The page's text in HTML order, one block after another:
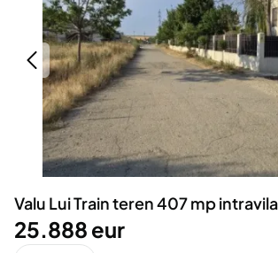
Servicii
Animale de companie
Afaceri și echipamente
Inchiriere Bunuri si Vehicule
Utilaje agricole si industriale
Piese auto si accesorii
Dacia Duster
Valu Lui Train teren 407 mp
25.888 eur